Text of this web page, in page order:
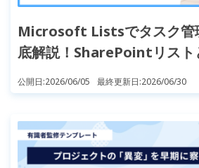
Microsoft Listsでタスク管
底解説！SharePointリスト
公開日:2026/06/05 最終更新日:2026/06/30